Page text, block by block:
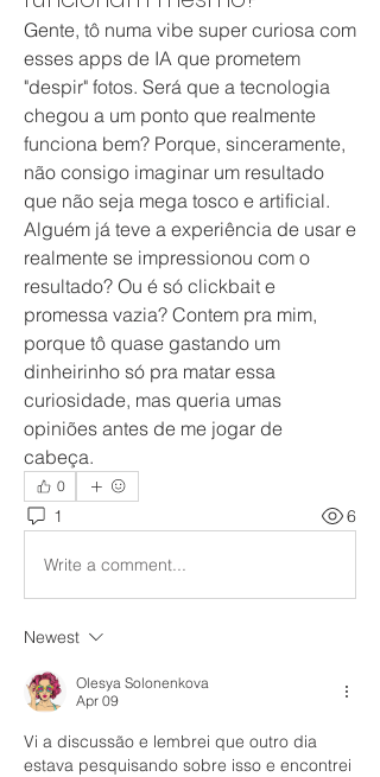
Gente, tô numa vibe super curiosa com
esses apps de IA que prometem
"despir" fotos. Será que a tecnologia
chegou a um ponto que realmente
funciona bem? Porque, sinceramente,
não consigo imaginar um resultado
que não seja mega tosco e artificial.
Alguém já teve a experiência de usar e
realmente se impressionou com o
resultado? Ou é só clickbait e
promessa vazia? Contem pra mim,
porque tô quase gastando um
dinheirinho só pra matar essa
curiosidade, mas queria umas
opiniões antes de me jogar de
cabeça.
0
1 6
Write a comment...
Newest
Olesya Solonenkova
Apr 09
Vi a discussão e lembrei que outro dia
estava pesquisando sobre isso e encontrei